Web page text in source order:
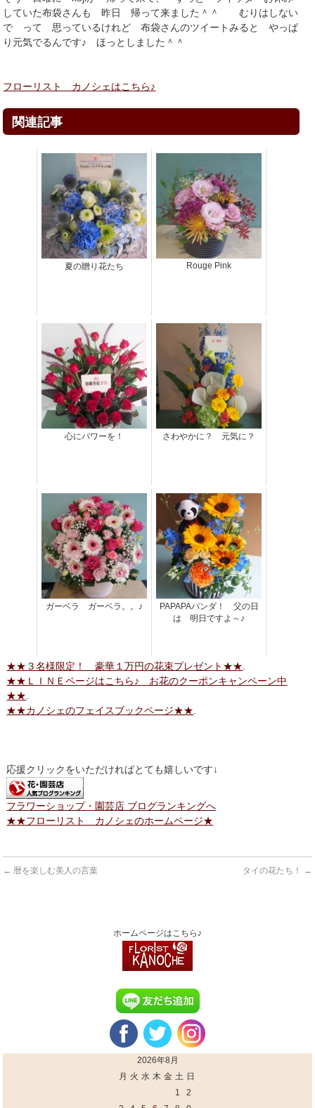
していた布袋さんも 昨日 帰って来ました＾＾ むりはしない
で って 思っているけれど 布袋さんのツイートみると やっぱ
り元気でるんです♪ ほっとしました＾＾
フローリスト カノシェはこちら♪
関連記事
夏の贈り花たち Rouge Pink
心にパワーを！ さわやかに？ 元気に？
ガーベラ ガーベラ。。♪
PAPAPAパンダ！ 父の日
は 明日ですよ～♪
★★３名様限定！ 豪華１万円の花束プレゼント★★.
★★ＬＩＮＥページはこちら♪ お花のクーポンキャンペーン中
★★.
★★カノシェのフェイスブックページ★★.
応援クリックをいただければとても嬉しいです↓
フラワーショップ・園芸店 ブログランキングへ
★★フローリスト カノシェのホームページ★
← 暦を楽しむ美人の言葉 タイの花たち！ →
ホームページはこちら♪
2026年8月
月 火 水 木 金 土 日
1
2